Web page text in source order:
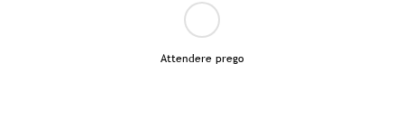
Attendere prego